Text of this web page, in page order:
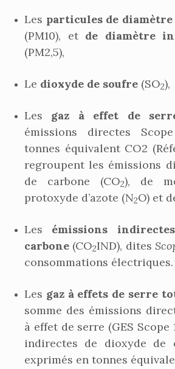
Les particules de
(PM10), et de diamètre
(PM2,5),
Le dioxyde de soufre (SO2),
Les gaz à effet de
émissions directes
tonnes équivalent CO2
regroupent les émissions
de carbone (CO2), de
protoxyde d’azote (N2O) et
Les émissions
carbone (CO2IND), dites
consommations électriques.
Les gaz à effets de serre
somme des émissions
à effet de serre (GES Scope
indirectes de dioxyde de
exprimés en tonnes